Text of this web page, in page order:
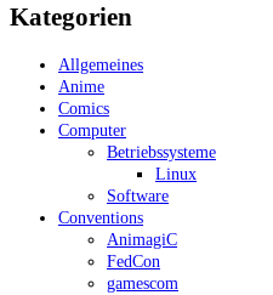
Kategorien
Allgemeines
Anime
Comics
Computer
Betriebssysteme
Linux
Software
Conventions
AnimagiC
FedCon
gamescom